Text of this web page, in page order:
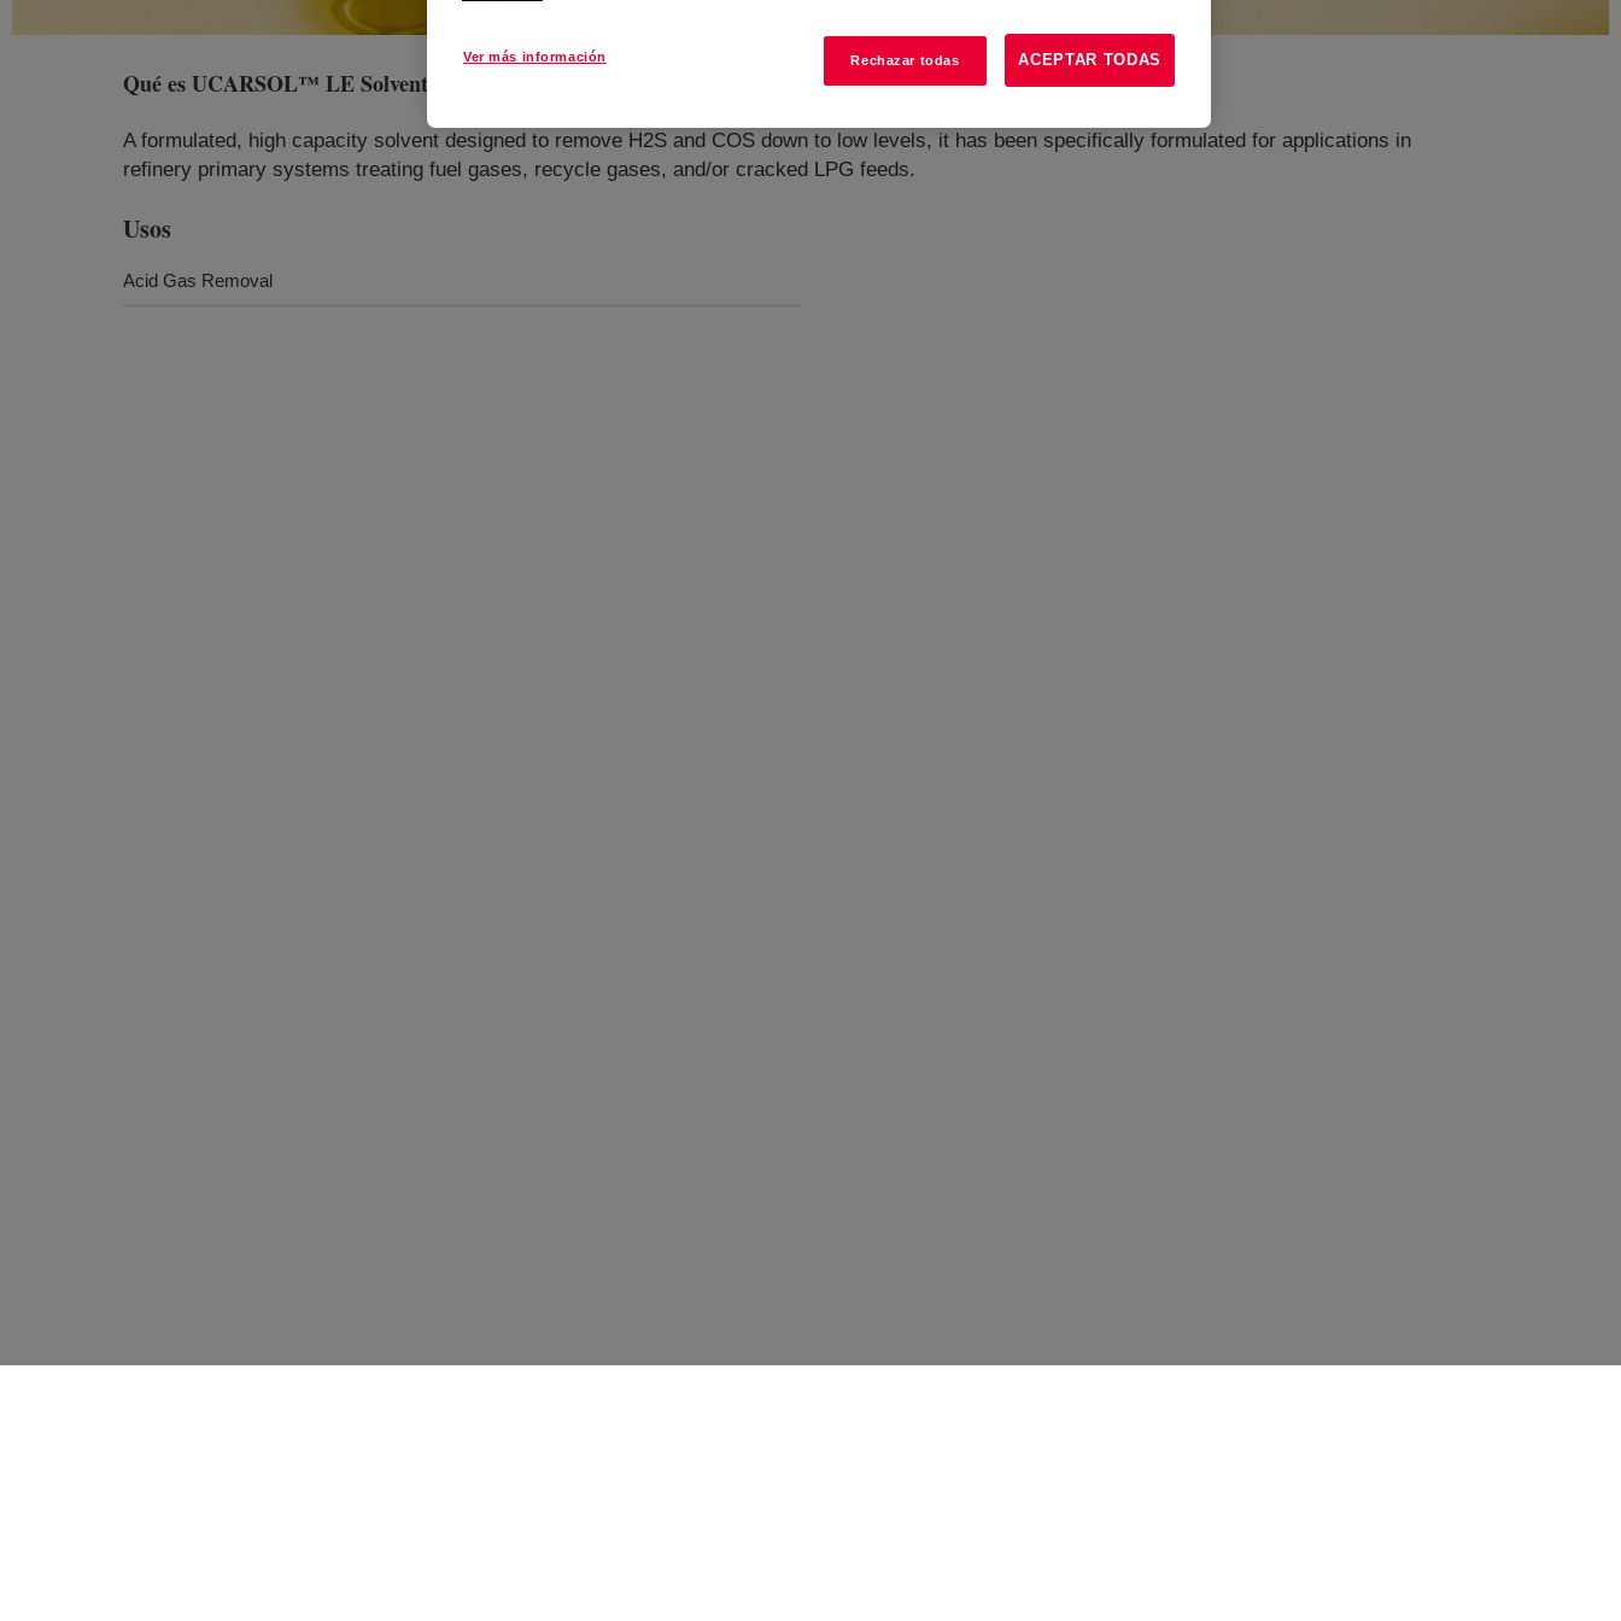
Qué esUCARSOL™ LE Solvent 777
A formulated, high capacity solvent designed to remove H2S and COS down to low levels, it has been specifically formulated for applications in
refinery primary systems treating fuel gases, recycle gases, and/or cracked LPG feeds.
Usos
Acid Gas Removal
Ver más información Rechazar todas ACEPTAR TODAS